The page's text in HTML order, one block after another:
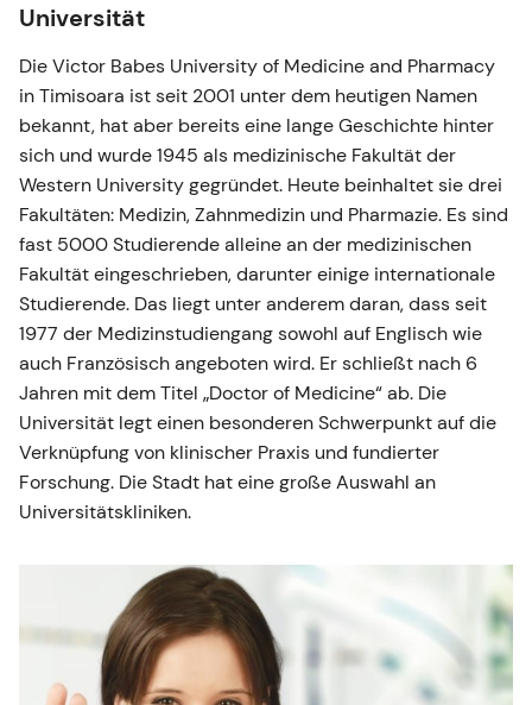
Universität
Die Victor Babes University of Medicine and Pharmacy
in Timisoara ist seit 2001 unter dem heutigen Namen
bekannt, hat aber bereits eine lange Geschichte hinter
sich und wurde 1945 als medizinische Fakultät der
Western University gegründet. Heute beinhaltet sie drei
Fakultäten: Medizin, Zahnmedizin und Pharmazie. Es sind
fast 5000 Studierende alleine an der medizinischen
Fakultät eingeschrieben, darunter einige internationale
Studierende. Das liegt unter anderem daran, dass seit
1977 der Medizinstudiengang sowohl auf Englisch wie
auch Französisch angeboten wird. Er schließt nach 6
Jahren mit dem Titel „Doctor of Medicine“ ab. Die
Universität legt einen besonderen Schwerpunkt auf die
Verknüpfung von klinischer Praxis und fundierter
Forschung. Die Stadt hat eine große Auswahl an
Universitätskliniken.